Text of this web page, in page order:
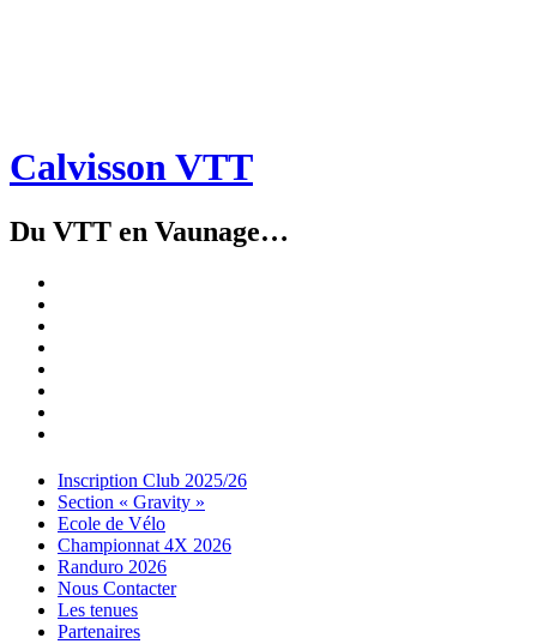
Calvisson VTT
Du VTT en Vaunage…
Menu
Widgets
Recherche
Aller
contenu
Inscription Club 2025/26
Section « Gravity »
Ecole de Vélo
Championnat 4X 2026
Randuro 2026
Nous Contacter
Les tenues
Partenaires